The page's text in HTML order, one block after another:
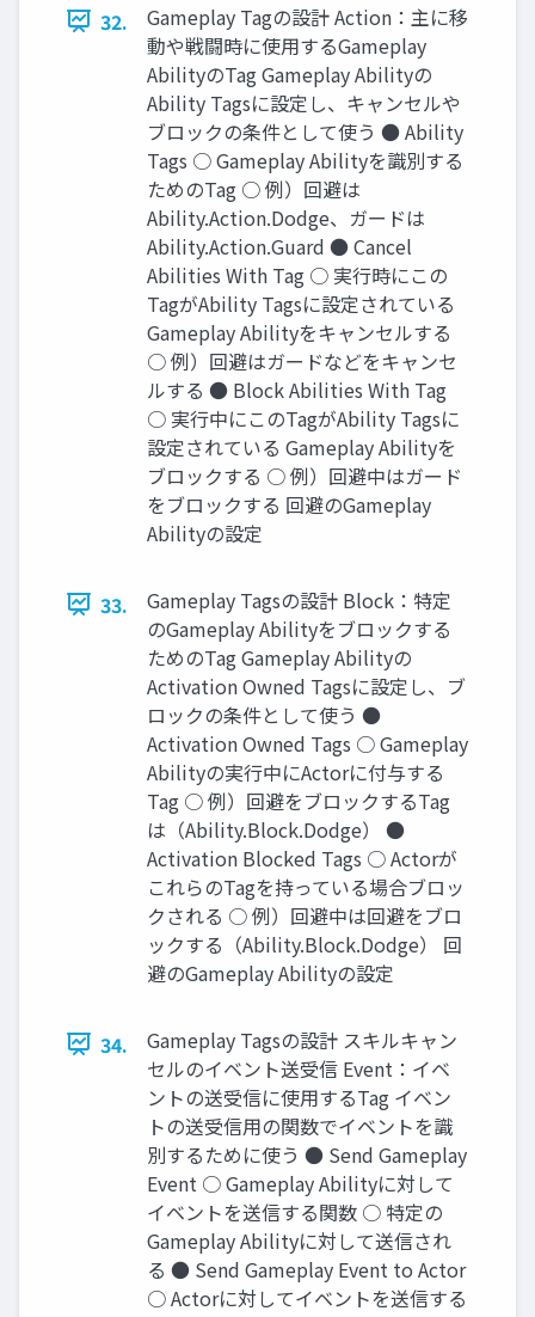
32.
Gameplay Tagの設計 Action：主に移
動や戦闘時に使用するGameplay
AbilityのTag Gameplay Abilityの
Ability Tagsに設定し、キャンセルや
ブロックの条件として使う ● Ability
Tags ○ Gameplay Abilityを識別する
ためのTag ○ 例）回避は
Ability.Action.Dodge、ガードは
Ability.Action.Guard ● Cancel
Abilities With Tag ○ 実行時にこの
TagがAbility Tagsに設定されている
Gameplay Abilityをキャンセルする
○ 例）回避はガードなどをキャンセ
ルする ● Block Abilities With Tag
○ 実行中にこのTagがAbility Tagsに
設定されている Gameplay Abilityを
ブロックする ○ 例）回避中はガード
をブロックする 回避のGameplay
Abilityの設定
33.
Gameplay Tagsの設計 Block：特定
のGameplay Abilityをブロックする
ためのTag Gameplay Abilityの
Activation Owned Tagsに設定し、ブ
ロックの条件として使う ●
Activation Owned Tags ○ Gameplay
Abilityの実行中にActorに付与する
Tag ○ 例）回避をブロックするTag
は（Ability.Block.Dodge） ●
Activation Blocked Tags ○ Actorが
これらのTagを持っている場合ブロッ
クされる ○ 例）回避中は回避をブロ
ックする（Ability.Block.Dodge） 回
避のGameplay Abilityの設定
34.
Gameplay Tagsの設計 スキルキャン
セルのイベント送受信 Event：イベ
ントの送受信に使用するTag イベン
トの送受信用の関数でイベントを識
別するために使う ● Send Gameplay
Event ○ Gameplay Abilityに対して
イベントを送信する関数 ○ 特定の
Gameplay Abilityに対して送信され
る ● Send Gameplay Event to Actor
○ Actorに対してイベントを送信する